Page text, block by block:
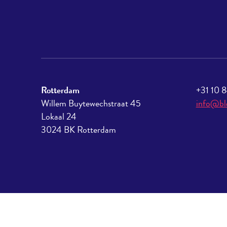
Rotterdam
Willem Buytewechstraat 45
Lokaal 24
3024 BK Rotterdam
+31 10